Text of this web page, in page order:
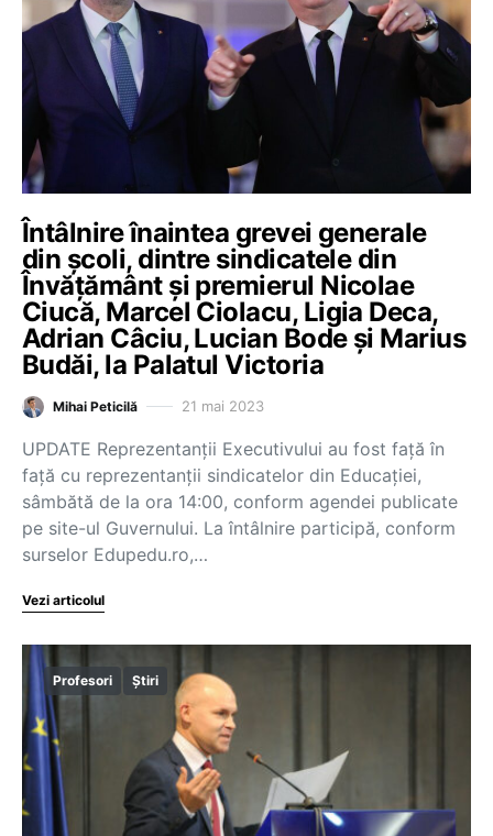
Întâlnire înaintea grevei generale
din școli, dintre sindicatele din
Învățământ și premierul Nicolae
Ciucă, Marcel Ciolacu, Ligia Deca,
Adrian Câciu, Lucian Bode și Marius
Budăi, la Palatul Victoria
Mihai Peticilă 21 mai 2023
UPDATE Reprezentanții Executivului au fost față în
față cu reprezentanții sindicatelor din Educației,
sâmbătă de la ora 14:00, conform agendei publicate
pe site-ul Guvernului. La întâlnire participă, conform
surselor Edupedu.ro,…
Vezi articolul
Profesori Știri